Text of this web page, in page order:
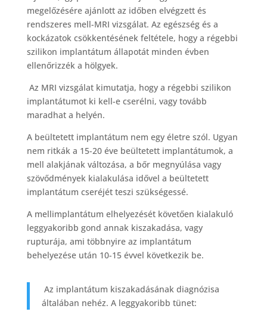
megelőzésére ajánlott az időben elvégzett és
rendszeres mell-MRI vizsgálat. Az egészség és a
kockázatok csökkentésének feltétele, hogy a régebbi
szilikon implantátum állapotát minden évben
ellenőrizzék a hölgyek.
Az MRI vizsgálat kimutatja, hogy a régebbi szilikon
implantátumot ki kell-e cserélni, vagy tovább
maradhat a helyén.
A beültetett implantátum nem egy életre szól. Ugyan
nem ritkák a 15-20 éve beültetett implantátumok, a
mell alakjának változása, a bőr megnyúlása vagy
szövődmények kialakulása idővel a beültetett
implantátum cseréjét teszi szükségessé.
A mellimplantátum elhelyezését követően kialakuló
leggyakoribb gond annak kiszakadása, vagy
rupturája, ami többnyire az implantátum
behelyezése után 10-15 évvel következik be.
Az implantátum kiszakadásának diagnózisa
általában nehéz. A leggyakoribb tünet: